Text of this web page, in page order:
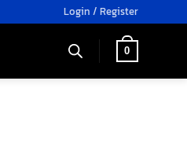
Login / Register
0